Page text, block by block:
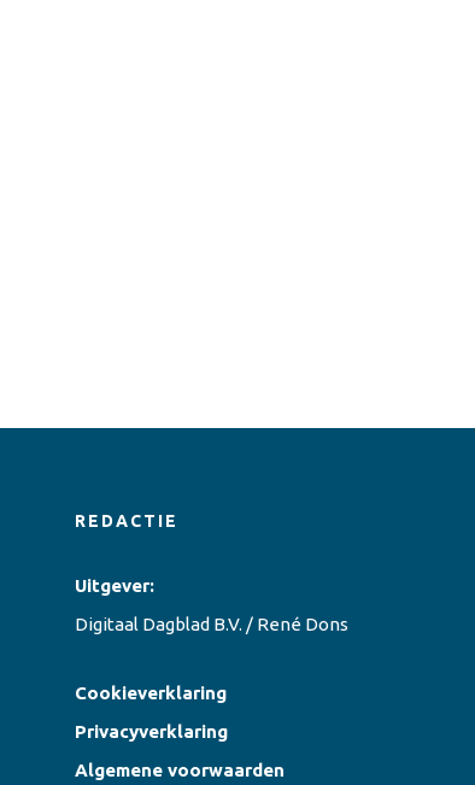
REDACTIE
Uitgever:
Digitaal Dagblad B.V. / René Dons
Cookieverklaring
Privacyverklaring
Algemene voorwaarden